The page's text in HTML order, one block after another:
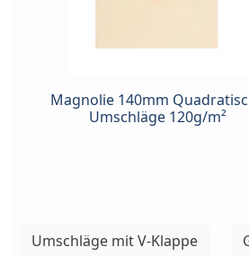
Magnolie 140mm
Umschläge 120g/m²
Umschläge mit V-Klappe